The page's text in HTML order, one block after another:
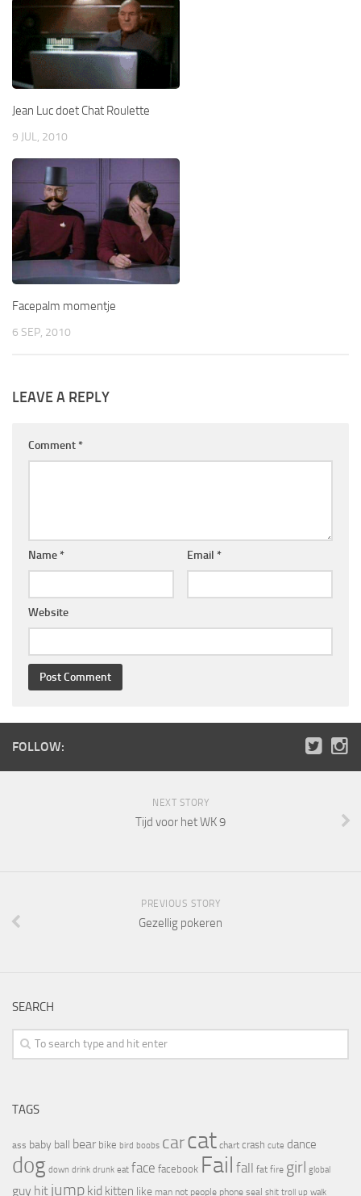
Jean Luc doet Chat Roulette
9 JUL, 2010
Facepalm momentje
6 SEP, 2010
LEAVE A REPLY
Comment *
Name * Email *
Website
FOLLOW:
NEXT STORY
Tijd voor het WK 9
PREVIOUS STORY
Gezellig pokeren
SEARCH
TAGS
ass baby ball bear bike bird boobs carcat chart crash cute dance
dog down drink drunk eat face facebook Fail fall fat fire girl global
guy hit jump kid kitten like man not people phone seal shit troll up walk